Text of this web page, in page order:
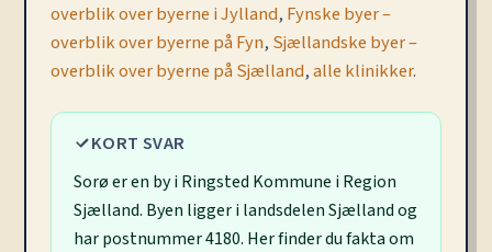
overblik over byerne i Jylland, Fynske byer –
overblik over byerne på Fyn, Sjællandske byer –
overblik over byerne på Sjælland,alle klinikker.
KORT SVAR
Sorø er en by i Ringsted Kommune i Region
Sjælland. Byen ligger i landsdelen Sjælland og
har postnummer 4180. Her finder du fakta om